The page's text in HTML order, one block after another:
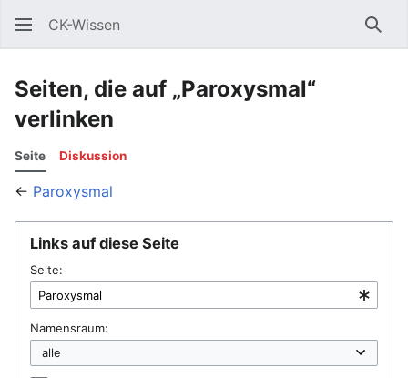
CK-Wissen
Seiten, die auf „Paroxysmal“
verlinken
Seite Diskussion
← Paroxysmal
Links auf diese Seite
Seite:
Namensraum: